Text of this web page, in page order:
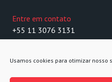
Usamos cookies para otimizar nosso
Entre em contato
+55 11 3076 3131
contato@rnsj.com.br
Português